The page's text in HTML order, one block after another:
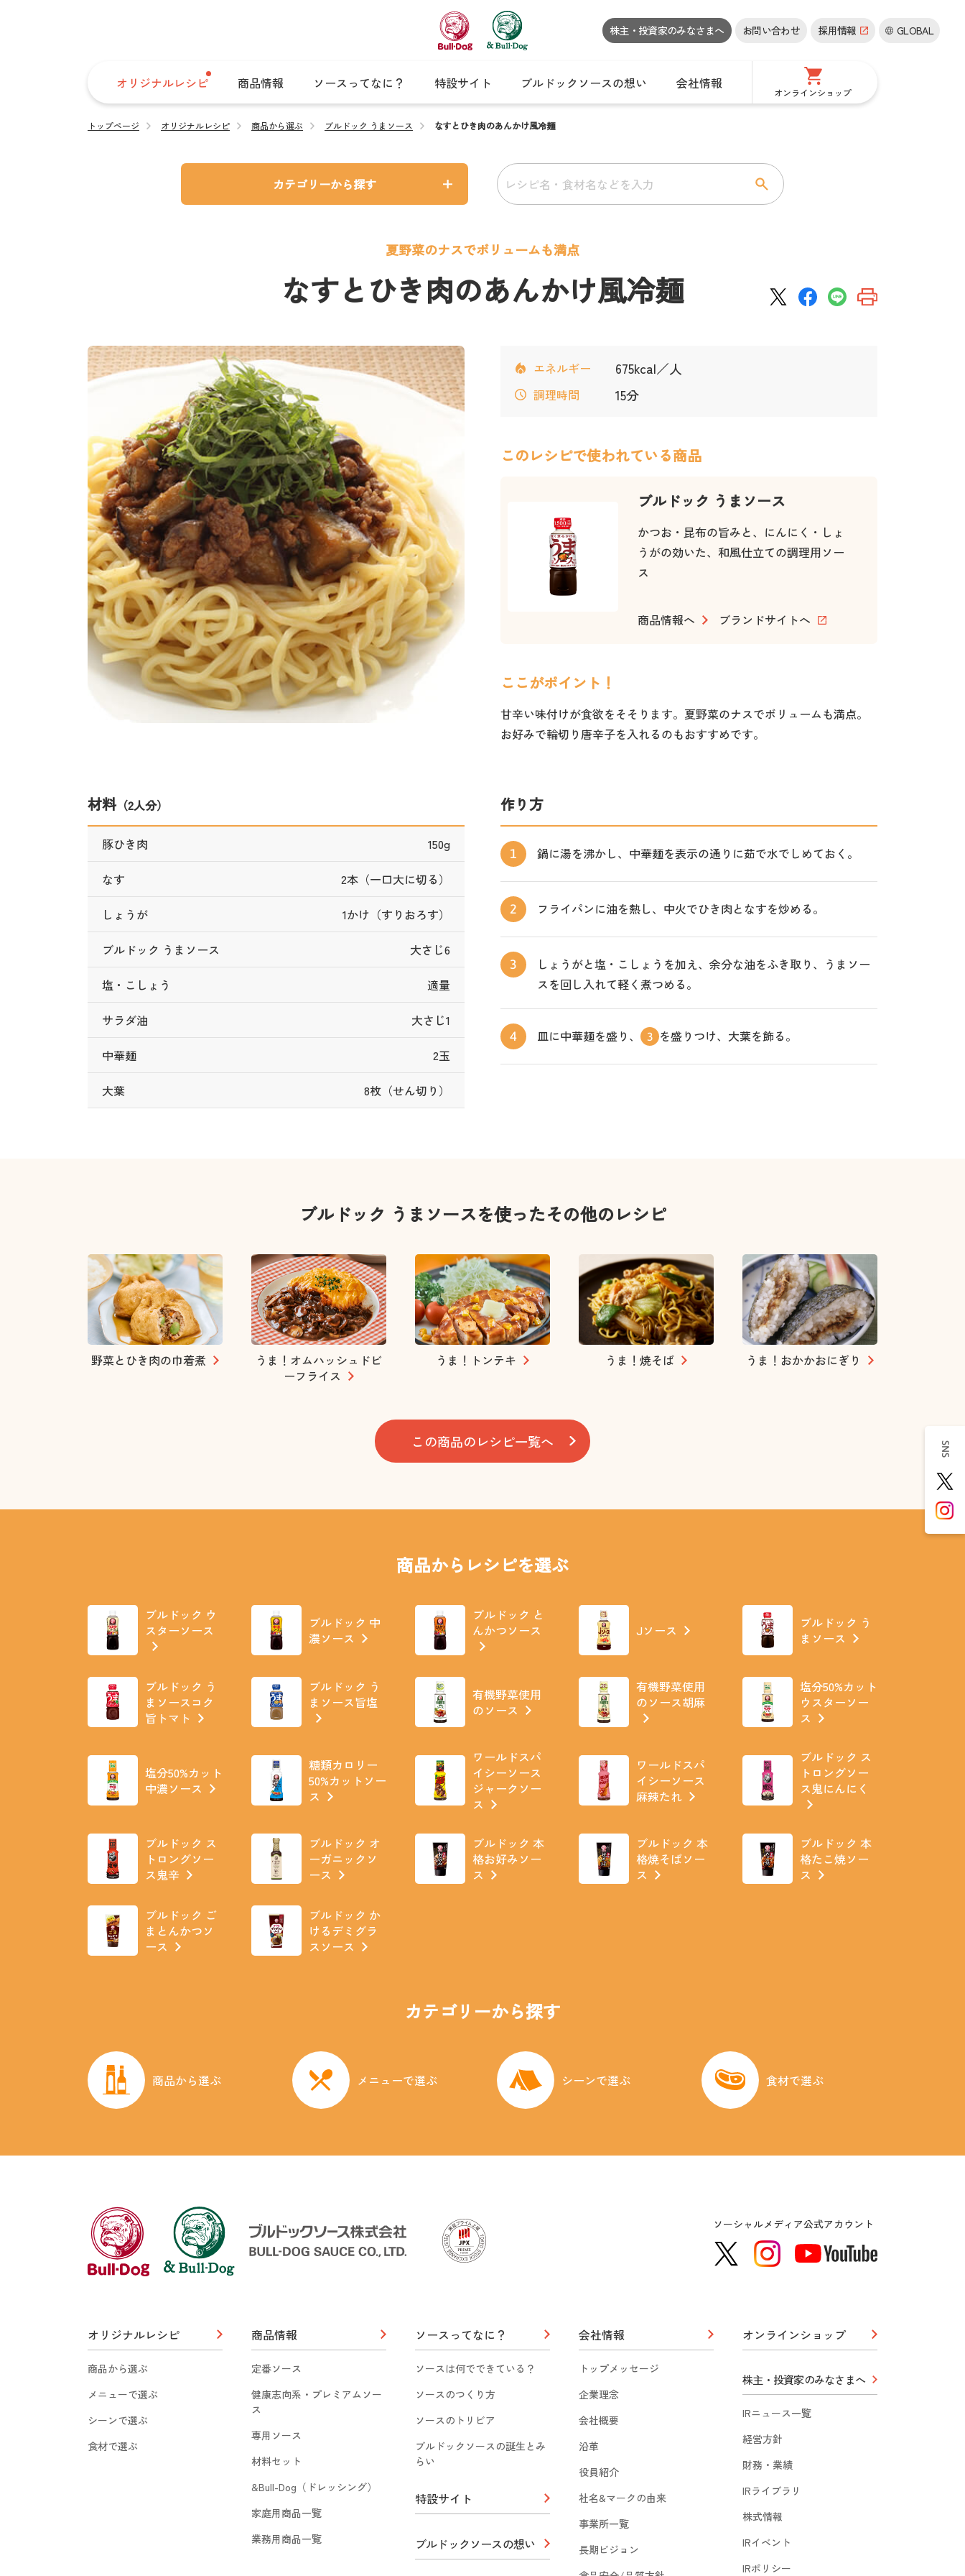
株主・投資家のみなさまへ お問い合わせ 採用情報 GLOBAL
オリジナルレシピ 商品情報 ソースってなに？ 特設サイト ブルドックソースの想い 会社情報
オンラインショップ
トップページ オリジナルレシピ 商品から選ぶ ブルドック うまソース なすとひき肉のあんかけ風冷麺
カテゴリーから探す
夏野菜のナスでボリュームも満点
なすとひき肉のあんかけ風冷麺
エネルギー 675kcal／人
調理時間 15分
このレシピで使われている商品
ブルドック うまソース
かつお・昆布の旨みと、にんにく・しょ
うがの効いた、和風仕立ての調理用ソー
ス
商品情報へ ブランドサイトへ
ここがポイント！
甘辛い味付けが食欲をそそります。夏野菜のナスでボリュームも満点。
お好みで輪切り唐辛子を入れるのもおすすめです。
材料（2人分）
豚ひき肉 150g
なす 2本（一口大に切る）
しょうが 1かけ（すりおろす）
ブルドック うまソース 大さじ6
塩・こしょう 適量
サラダ油 大さじ1
中華麺 2玉
大葉 8枚（せん切り）
作り方
1 鍋に湯を沸かし、中華麺を表示の通りに茹で水でしめておく。
2 フライパンに油を熱し、中火でひき肉となすを炒める。
3
しょうがと塩・こしょうを加え、余分な油をふき取り、うまソー
スを回し入れて軽く煮つめる。
4 皿に中華麺を盛り、 3 を盛りつけ、大葉を飾る。
ブルドック うまソースを使ったその他のレシピ
野菜とひき肉の巾着煮
うま！オムハッシュドビ
ーフライス
うま！トンテキ うま！焼そば うま！おかかおにぎり
この商品のレシピ一覧へ
商品からレシピを選ぶ
ブルドック ウ
スターソース
ブルドック 中
濃ソース
ブルドック と
んかつソース
Jソース
ブルドック う
まソース
ブルドック う
まソースコク
旨トマト
ブルドック う
まソース旨塩
有機野菜使用
のソース
有機野菜使用
のソース胡麻
塩分50%カット
ウスターソー
ス
塩分50%カット
中濃ソース
糖類カロリー
50%カットソー
ス
ワールドスパ
イシーソース
ジャークソー
ス
ワールドスパ
イシーソース
麻辣たれ
ブルドック ス
トロングソー
ス鬼にんにく
ブルドック ス
トロングソー
ス鬼辛
ブルドック オ
ーガニックソ
ース
ブルドック 本
格お好みソー
ス
ブルドック 本
格焼そばソー
ス
ブルドック 本
格たこ焼ソー
ス
ブルドック ご
まとんかつソ
ース
ブルドック か
けるデミグラ
スソース
カテゴリーから探す
商品から選ぶ メニューで選ぶ シーンで選ぶ 食材で選ぶ
SNS
ソーシャルメディア公式アカウント
オリジナルレシピ
商品から選ぶ
メニューで選ぶ
シーンで選ぶ
食材で選ぶ
商品情報
定番ソース
健康志向系・プレミアムソー
ス
専用ソース
材料セット
&Bull-Dog（ドレッシング）
家庭用商品一覧
業務用商品一覧
ソースってなに？
ソースは何でできている？
ソースのつくり方
ソースのトリビア
ブルドックソースの誕生とみ
らい
特設サイト
ブルドックソースの想い
会社情報
トップメッセージ
企業理念
会社概要
沿革
役員紹介
社名&マークの由来
事業所一覧
長期ビジョン
オンラインショップ
株主・投資家のみなさまへ
IRニュース一覧
経営方針
財務・業績
IRライブラリ
株式情報
IRイベント
IRポリシー